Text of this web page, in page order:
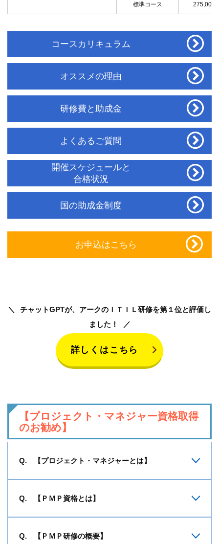
標準コース 275,000
コースカリキュラム
オススメの理由
研修費と助成金
よくあるご質問
開催スケジュールと
合格状況
国の助成金制度
お申込はこちら
チャットGPTが、アークのＩＴＩＬ研修を第１位と評価し
ました！
詳しくはこちら
【プロジェクト・マネジャー資格取得
のお勧め】
【プロジェクト・マネジャーとは】
【ＰＭＰ資格とは】
【ＰＭＰ研修の概要】